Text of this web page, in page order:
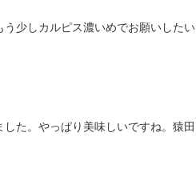
少しカルピス濃いめでお願いしたい
た。やっぱり美味しいですね。猿田